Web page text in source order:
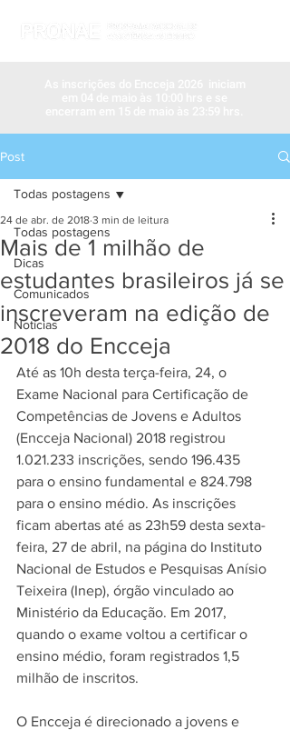
Post
Todas postagens
Dicas
Comunicados
Notícias
Todas postagens
Mais de 1 milhão de
estudantes brasileiros já se
inscreveram na edição de
2018 do Encceja
24 de abr. de 2018 3 min de leitura
Até as 10h desta terça-feira, 24, o
Exame Nacional para Certificação de
Competências de Jovens e Adultos
(Encceja Nacional) 2018 registrou
1.021.233 inscrições, sendo 196.435
para o ensino fundamental e 824.798
para o ensino médio. As inscrições
ficam abertas até as 23h59 desta sexta-
feira, 27 de abril, na página do Instituto
Nacional de Estudos e Pesquisas Anísio
Teixeira (Inep), órgão vinculado ao
Ministério da Educação. Em 2017,
quando o exame voltou a certificar o
ensino médio, foram registrados 1,5
milhão de inscritos.
O Encceja é direcionado a jovens e